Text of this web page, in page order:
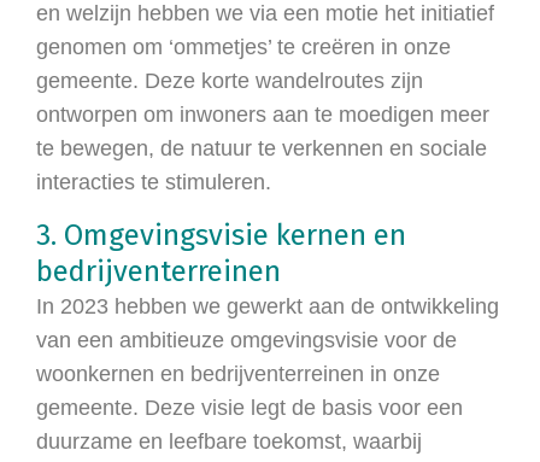
en welzijn hebben we via een motie het initiatief
genomen om ‘ommetjes’ te creëren in onze
gemeente. Deze korte wandelroutes zijn
ontworpen om inwoners aan te moedigen meer
te bewegen, de natuur te verkennen en sociale
interacties te stimuleren.
3. Omgevingsvisie kernen en
bedrijventerreinen
In 2023 hebben we gewerkt aan de ontwikkeling
van een ambitieuze omgevingsvisie voor de
woonkernen en bedrijventerreinen in onze
gemeente. Deze visie legt de basis voor een
duurzame en leefbare toekomst, waarbij